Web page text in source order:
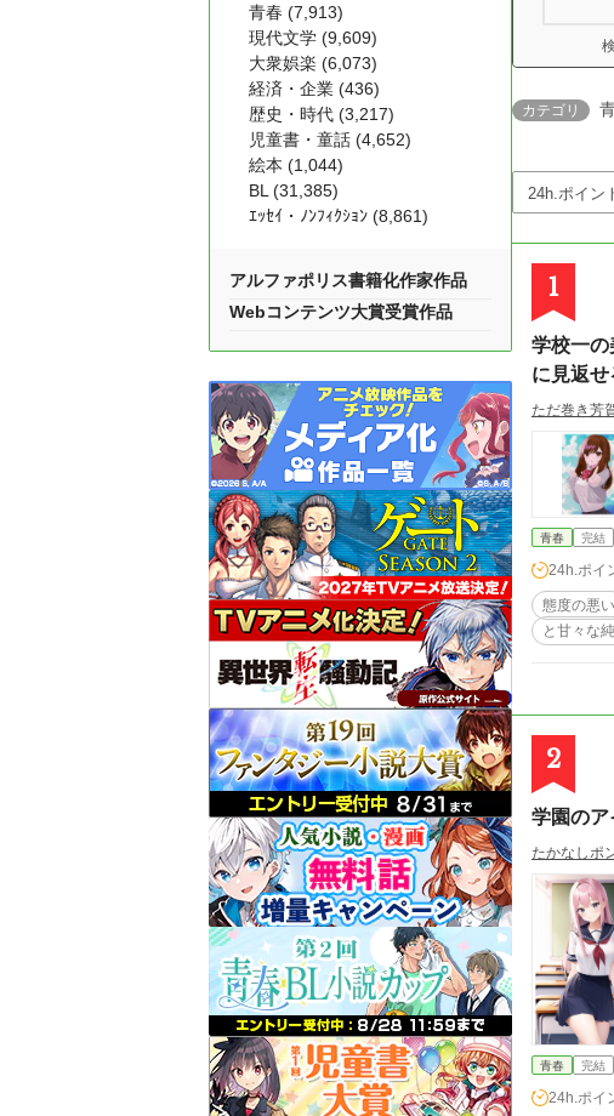
カテゴリ
1
学校一
に見返
ただ巻き芳
青春 完結
24h.ポイ
態度の悪い
と甘々な
2
学園のア
たかなしポ
青春 完結
24h.ポイ
青春 (7,913)
現代文学 (9,609)
大衆娯楽 (6,073)
経済・企業 (436)
歴史・時代 (3,217)
児童書・童話 (4,652)
絵本 (1,044)
BL (31,385)
ｴｯｾｲ・ﾉﾝﾌｨｸｼｮﾝ (8,861)
アルファポリス書籍化作家作品
Webコンテンツ大賞受賞作品